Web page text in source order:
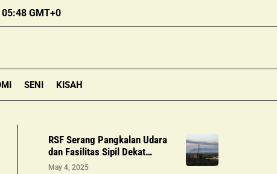
05:48 GMT+0
SENI KISAH
RSF Serang Pangkalan Udara
dan Fasilitas Sipil Dekat
Bandara Port Sudan dengan
May 4, 2025